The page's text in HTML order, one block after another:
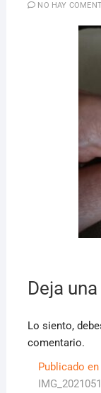
NO HAY
Deja
Lo siento,
comentario.
Publicado en